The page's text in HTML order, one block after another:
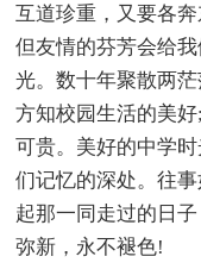
互道珍重，又要各
但友情的芬芳会给
光。数十年聚散两
方知校园生活的美
可贵。美好的中学
们记忆的深处。往
起那一同走过的日
弥新，永不褪色!